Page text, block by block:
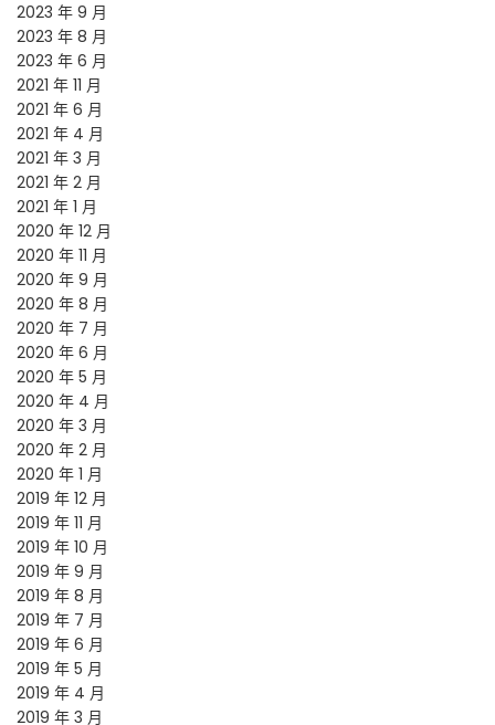
2023 年 9 月
2023 年 8 月
2023 年 6 月
2021 年 11 月
2021 年 6 月
2021 年 4 月
2021 年 3 月
2021 年 2 月
2021 年 1 月
2020 年 12 月
2020 年 11 月
2020 年 9 月
2020 年 8 月
2020 年 7 月
2020 年 6 月
2020 年 5 月
2020 年 4 月
2020 年 3 月
2020 年 2 月
2020 年 1 月
2019 年 12 月
2019 年 11 月
2019 年 10 月
2019 年 9 月
2019 年 8 月
2019 年 7 月
2019 年 6 月
2019 年 5 月
2019 年 4 月
2019 年 3 月